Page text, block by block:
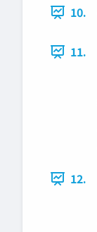
10.
11.
12.